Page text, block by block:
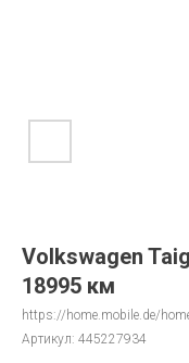
Volkswagen
18995 км
https://home.mobile.de/
Артикул: 445227934